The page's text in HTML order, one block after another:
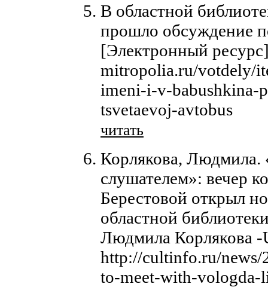
В областной
прошло обсуждение
[Электронный
mitropolia.ru/votdely/
imeni-i-v-babushkina-
tsvetaevoj-avtobus
читать
Корлякова, Людмила.
слушателем»: вечер
Берестовой открыл
областной
Людмила Корлякова
http://cultinfo.ru/news/
to-meet-with-vologda-